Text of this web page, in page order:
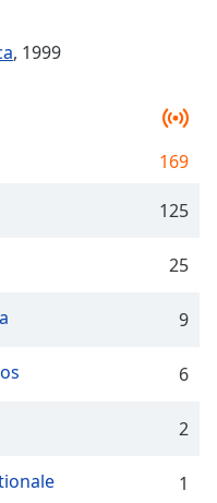
, 1999
169
125
25
9
6
2
1